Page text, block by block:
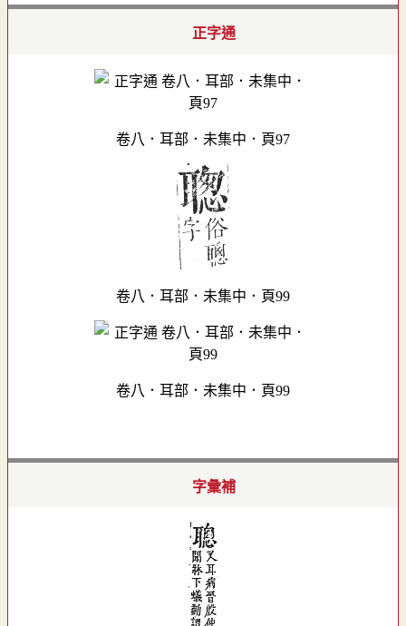
正字通
卷八．耳部．未集中．頁97
卷八．耳部．未集中．頁99
卷八．耳部．未集中．頁99
字彙補